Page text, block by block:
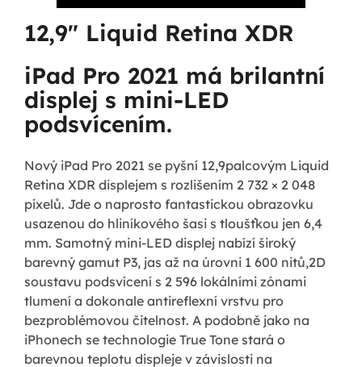
12,9" Liquid Retina XDR
iPad Pro 2021 má brilantní
displej s mini-LED
podsvícením.
Nový iPad Pro 2021 se pyšní 12,9palcovým Liquid
Retina XDR displejem s rozlišením 2 732 × 2 048
pixelů. Jde o naprosto fantastickou obrazovku
usazenou do hliníkového šasi s tloušťkou jen 6,4
mm. Samotný mini-LED displej nabízí široký
barevný gamut P3, jas až na úrovni 1 600 nitů,2D
soustavu podsvícení s 2 596 lokálními zónami
tlumení a dokonale antireflexní vrstvu pro
bezproblémovou čitelnost. A podobně jako na
iPhonech se technologie True Tone stará o
barevnou teplotu displeje v závislosti na